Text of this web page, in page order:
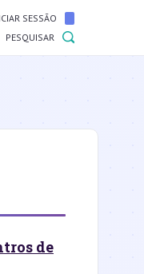
SESSÃO
PESQUISAR
de